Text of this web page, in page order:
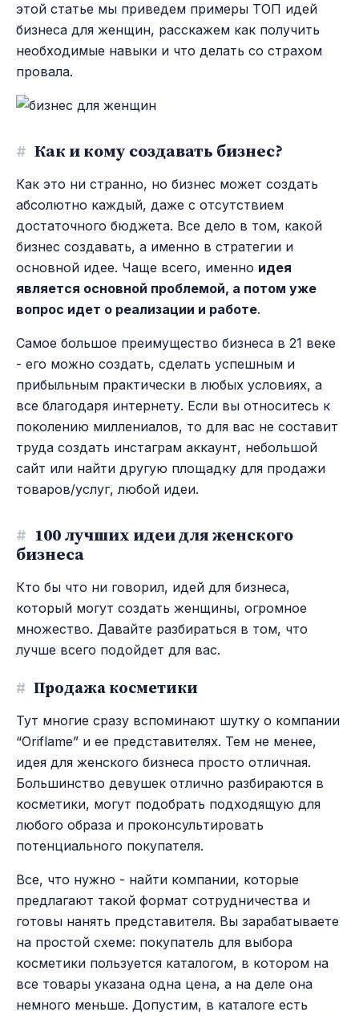
этой статье мы приведем примеры ТОП идей
бизнеса для женщин, расскажем как получить
необходимые навыки и что делать со страхом
провала.
# Как и кому создавать бизнес?
Как это ни странно, но бизнес может создать
абсолютно каждый, даже с отсутствием
достаточного бюджета. Все дело в том, какой
бизнес создавать, а именно в стратегии и
основной идее. Чаще всего, именно идея
является основной проблемой, а потом уже
вопрос идет о реализации и работе.
Самое большое преимущество бизнеса в 21 веке
- его можно создать, сделать успешным и
прибыльным практически в любых условиях, а
все благодаря интернету. Если вы относитесь к
поколению миллениалов, то для вас не составит
труда создать инстаграм аккаунт, небольшой
сайт или найти другую площадку для продажи
товаров/услуг, любой идеи.
# 100 лучших идеи для женского
бизнеса
Кто бы что ни говорил, идей для бизнеса,
который могут создать женщины, огромное
множество. Давайте разбираться в том, что
лучше всего подойдет для вас.
# Продажа косметики
Тут многие сразу вспоминают шутку о компании
“Oriflame” и ее представителях. Тем не менее,
идея для женского бизнеса просто отличная.
Большинство девушек отлично разбираются в
косметики, могут подобрать подходящую для
любого образа и проконсультировать
потенциального покупателя.
Все, что нужно - найти компании, которые
предлагают такой формат сотрудничества и
готовы нанять представителя. Вы зарабатываете
на простой схеме: покупатель для выбора
косметики пользуется каталогом, в котором на
все товары указана одна цена, а на деле она
немного меньше. Допустим, в каталоге есть